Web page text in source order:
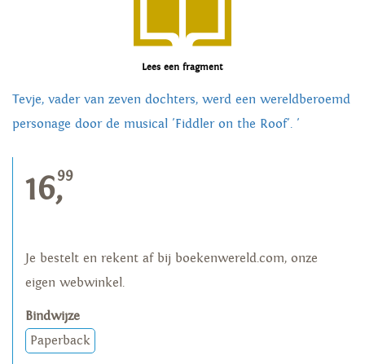
Lees een fragment
Tevje, vader van zeven dochters, werd een wereldberoemd
personage door de musical 'Fiddler on the Roof'. '
16,99
Je bestelt en rekent af bij boekenwereld.com, onze
eigen webwinkel.
Bindwijze
Paperback